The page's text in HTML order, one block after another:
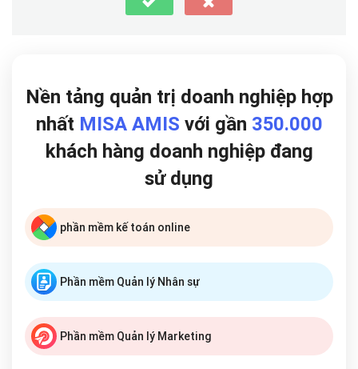
Nền tảng quản trị doanh nghiệp hợp
nhất MISA AMIS với gần 350.000
khách hàng doanh nghiệp đang
sử dụng
phần mềm kế toán online
Phần mềm Quản lý Nhân sự
Phần mềm Quản lý Marketing